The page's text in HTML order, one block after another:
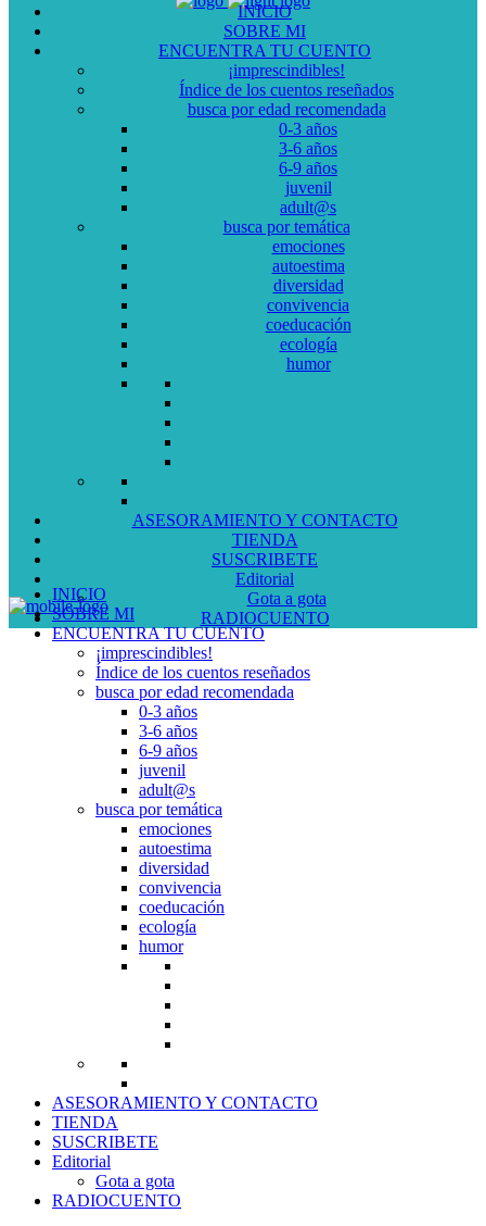
INICIO
SOBRE MI
ENCUENTRA TU CUENTO
¡imprescindibles!
Índice de los cuentos reseñados
busca por edad recomendada
0-3 años
3-6 años
6-9 años
juvenil
adult@s
busca por temática
emociones
autoestima
diversidad
convivencia
coeducación
ecología
humor
ASESORAMIENTO Y CONTACTO
TIENDA
SUSCRIBETE
Editorial
Gota a gota
RADIOCUENTO
INICIO
SOBRE MI
ENCUENTRA TU CUENTO
¡imprescindibles!
Índice de los cuentos reseñados
busca por edad recomendada
0-3 años
3-6 años
6-9 años
juvenil
adult@s
busca por temática
emociones
autoestima
diversidad
convivencia
coeducación
ecología
humor
ASESORAMIENTO Y CONTACTO
TIENDA
SUSCRIBETE
Editorial
Gota a gota
RADIOCUENTO